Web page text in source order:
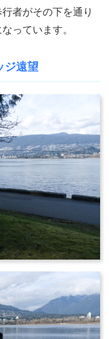
者がその下を通り
っています。
ジ遠望